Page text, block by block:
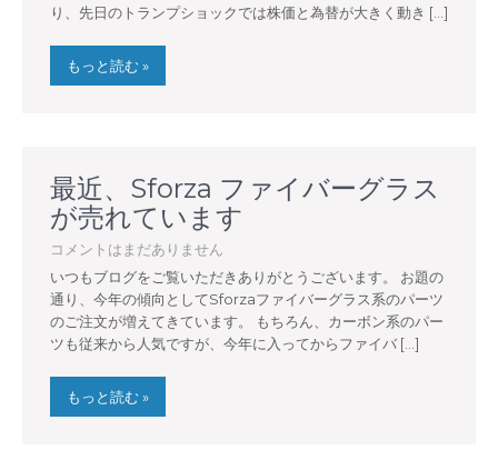
り、先日のトランプショックでは株価と為替が大きく動き […]
もっと読む »
最近、Sforza ファイバーグラス
が売れています
コメントはまだありません
いつもブログをご覧いただきありがとうございます。 お題の
通り、今年の傾向としてSforzaファイバーグラス系のパーツ
のご注文が増えてきています。 もちろん、カーボン系のパー
ツも従来から人気ですが、今年に入ってからファイバ […]
もっと読む »